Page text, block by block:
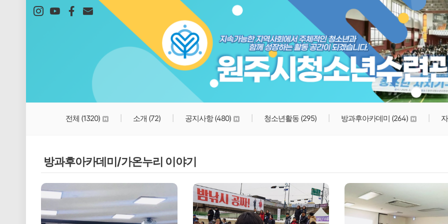
본문 바로가기
원주시청소년수련관
전체 (1320) 소개 (72) 공지사항(480) 청소년활동 (295) 방과후아카데미 (264)
방과후아카데미/가온누리 이야기